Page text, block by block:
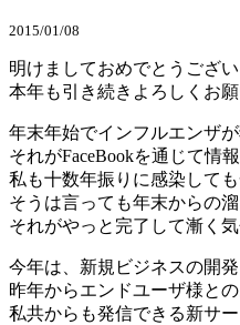
2015/01/08
明けましておめでとうござい
本年も引き続きよろしくお願
年末年始でインフルエンザ
それがFaceBookを通じて情
私も十数年振りに感染して
そうは言っても年末からの
それがやっと完了して漸く
今年は、新規ビジネスの開
昨年からエンドユーザ様と
私共からも発信できる新サ